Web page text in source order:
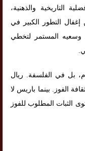
التاريخية والذهنية،
التطور الكبير في
وسعيه المستمر لتخطي
بل في الفلسفة. ريال
الفوز. بينما باريس لا
الثبات المطلوب للفوز